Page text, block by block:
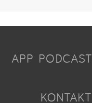
APP PODCAST
KONTAKT